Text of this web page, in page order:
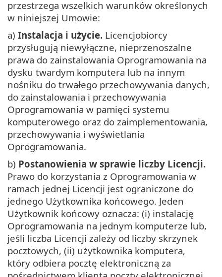
przestrzega wszelkich warunków określonych
w niniejszej Umowie:
a) Instalacja i użycie. Licencjobiorcy
przysługują niewyłączne, nieprzenoszalne
prawa do zainstalowania Oprogramowania na
dysku twardym komputera lub na innym
nośniku do trwałego przechowywania danych,
do zainstalowania i przechowywania
Oprogramowania w pamięci systemu
komputerowego oraz do zaimplementowania,
przechowywania i wyświetlania
Oprogramowania.
b) Postanowienia w sprawie liczby Licencji.
Prawo do korzystania z Oprogramowania w
ramach jednej Licencji jest ograniczone do
jednego Użytkownika końcowego. Jeden
Użytkownik końcowy oznacza: (i) instalację
Oprogramowania na jednym komputerze lub,
jeśli liczba Licencji zależy od liczby skrzynek
pocztowych, (ii) użytkownika komputera,
który odbiera pocztę elektroniczną za